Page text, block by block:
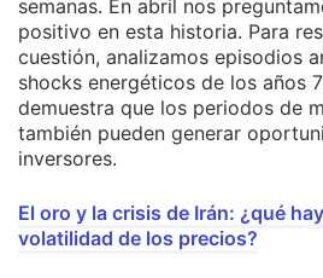
semanas. En abril nos
positivo en esta historia. Para
cuestión, analizamos episodios
shocks energéticos de los años
demuestra que los periodos de
también pueden generar
inversores.
El oro y la crisis de Irán: ¿qué
volatilidad de los precios?